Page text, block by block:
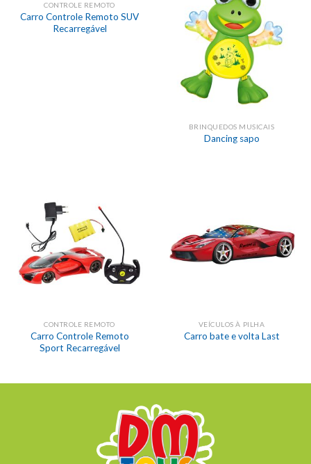
CONTROLE REMOTO
Carro Controle Remoto SUV
Recarregável
BRINQUEDOS MUSICAIS
Dancing sapo
CONTROLE REMOTO
Carro Controle Remoto
Sport Recarregável
VEÍCULOS À PILHA
Carro bate e volta Last